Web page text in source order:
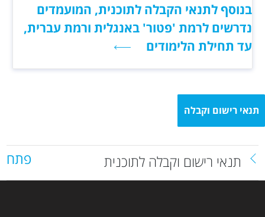
בנוסף לתנאי הקבלה לתוכנית, המועמדים
נדרשים לרמת 'פטור' באנגלית ורמת עברית,
עד תחילת הלימודים
תנאי רישום וקבלה
תנאי רישום וקבלה לתוכנית פתח